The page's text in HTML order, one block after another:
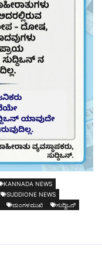
KANNADA NEWS
SUDDIONE NEWS
ಮಂಗಳಮುಖಿ
ಸುದ್ದಿಒನ್